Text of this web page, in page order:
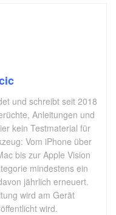
und schreibt seit 2018
Anleitungen und
kein Testmaterial für
Vom iPhone über
bis zur Apple Vision
mindestens ein
jährlich erneuert.
wird am Gerät
wird.